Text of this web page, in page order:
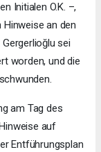
Initialen O.K. –,
an den
sei
worden, und die
am Tag des
auf
Entführungsplan